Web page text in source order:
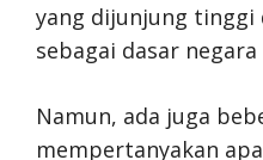
yang dijunjung tinggi
sebagai dasar negara
Namun, ada juga
mempertanyakan